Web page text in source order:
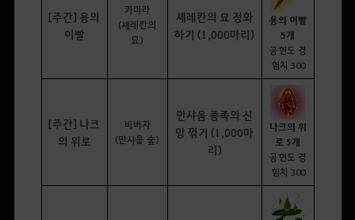
[주간] 용의
이빨
카미라
(셰레칸의
묘)
셰레칸의 묘 정화
하기 (1,000마리)
용의 이빨
5개
공헌도 경
험치 300
[주간] 나크
의 위로
비버자
(만샤움 숲)
만샤움 종족의 신
앙 꺾기 (1,000마
리)
나크의 위
로 5개
공헌도 경
험치 300